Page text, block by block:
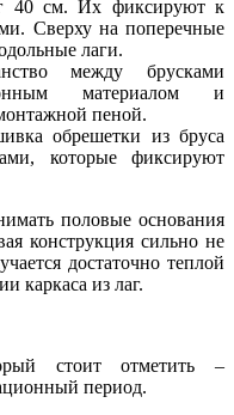
40 см. Их фиксируют к
Сверху на поперечные
лаги.
между брусками
материалом и
пеной.
обрешетки из бруса
которые фиксируют
половые основания
конструкция сильно не
достаточно теплой
каркаса из лаг.
стоит отметить –
период.